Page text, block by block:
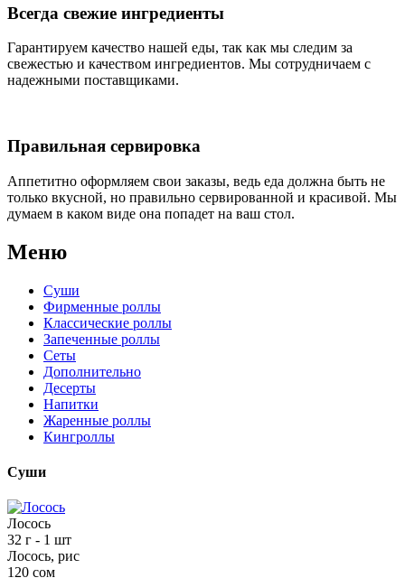
Всегда свежие ингредиенты
Гарантируем качество нашей еды, так как мы следим за
свежестью и качеством ингредиентов. Мы сотрудничаем с
надежными поставщиками.
Правильная сервировка
Аппетитно оформляем свои заказы, ведь еда должна быть не
только вкусной, но правильно сервированной и красивой. Мы
думаем в каком виде она попадет на ваш стол.
Меню
Суши
Фирменные роллы
Классические роллы
Запеченные роллы
Сеты
Дополнительно
Десерты
Напитки
Жаренные роллы
Кингроллы
Суши
Лосось
32 г - 1 шт
Лосось, рис
120 сом